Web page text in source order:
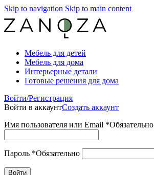
Skip to navigation Skip to main content
Мебель для детей
Мебель для дома
Интерьерные детали
Готовые решения для дома
Войти/Регистрация
Войти в аккаунтСоздать аккаунт
Имя пользователя или Email *Обязательно
Пароль *Обязательно
Войти